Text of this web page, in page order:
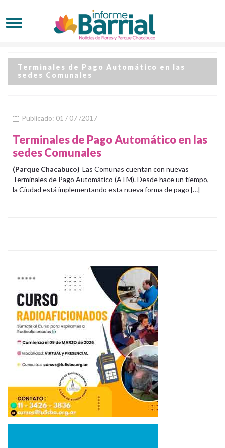
Terminales de Pago Automático en las
sedes Comunales
Publicado: 01 / 07 /2017
Terminales de Pago Automático en las
sedes Comunales
(Parque Chacabuco) Las Comunas cuentan con nuevas
Terminales de Pago Automático (ATM). Desde hace un tiempo,
la Ciudad está implementando esta nueva forma de pago […]